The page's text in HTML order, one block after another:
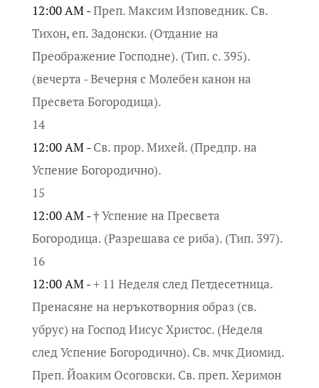
12:00 AM -Преп. Максим Изповедник. Св.
Тихон, еп. Задонски. (Отдание на
Преображение Господне). (Тип. с. 395).
(вечерта - Вечерня с Молебен канон на
Пресвета Богородица).
14
12:00 AM - Св. прор. Михей. (Предпр. на
Успение Богородично).
15
12:00 AM -† Успение на Пресвета
Богородица. (Разрешава се риба). (Тип. 397).
16
12:00 AM -+ 11 Неделя след Петдесетница.
Пренасяне на неръкотворния образ (св.
убрус) на Господ Иисус Христос. (Неделя
след Успение Богородично). Св. мчк Диомид.
Преп. Йоаким Осоговски. Св. преп. Херимон